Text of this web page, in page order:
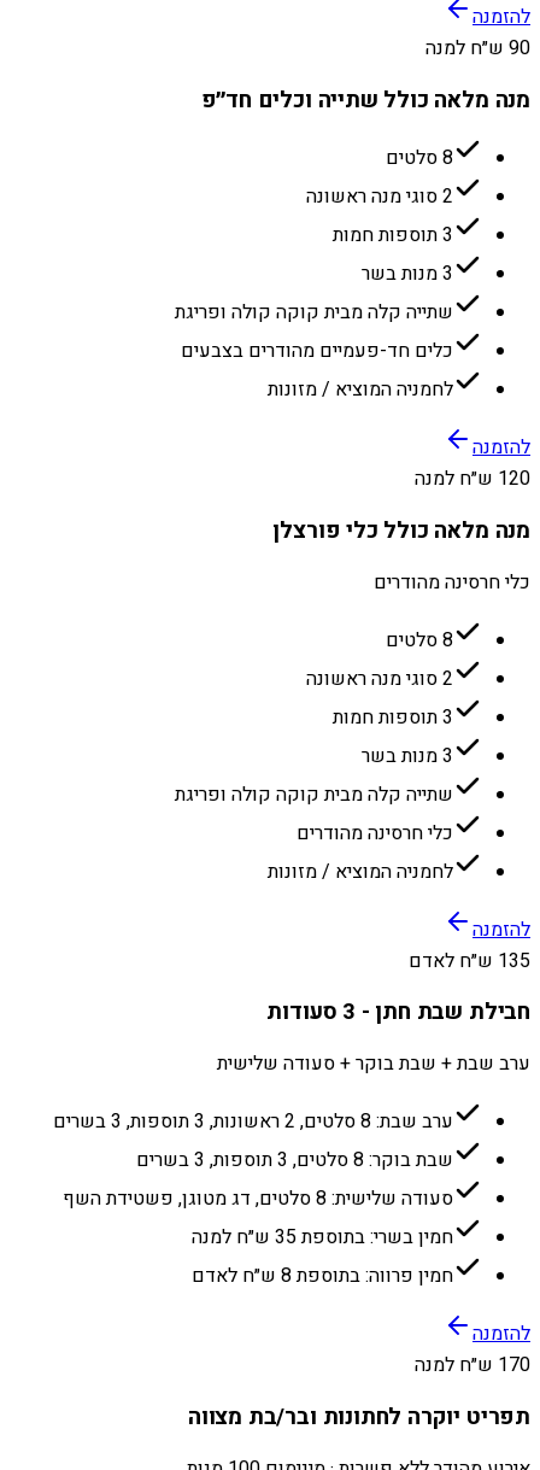
להזמנה
90 ש״ח למנה
מנה מלאה כולל שתייה וכלים חד״פ
8 סלטים
2 סוגי מנה ראשונה
3 תוספות חמות
3 מנות בשר
שתייה קלה מבית קוקה קולה ופריגת
כלים חד-פעמיים מהודרים בצבעים
לחמניה המוציא / מזונות
להזמנה
120 ש״ח למנה
מנה מלאה כולל כלי פורצלן
כלי חרסינה מהודרים
8 סלטים
2 סוגי מנה ראשונה
3 תוספות חמות
3 מנות בשר
שתייה קלה מבית קוקה קולה ופריגת
כלי חרסינה מהודרים
לחמניה המוציא / מזונות
להזמנה
135 ש״ח לאדם
חבילת שבת חתן - 3 סעודות
ערב שבת + שבת בוקר + סעודה שלישית
ערב שבת: 8 סלטים, 2 ראשונות, 3 תוספות, 3 בשרים
שבת בוקר: 8 סלטים, 3 תוספות, 3 בשרים
סעודה שלישית: 8 סלטים, דג מטוגן, פשטידת השף
חמין בשרי: בתוספת 35 ש״ח למנה
חמין פרווה: בתוספת 8 ש״ח לאדם
להזמנה
170 ש״ח למנה
תפריט יוקרה לחתונות ובר/בת מצווה